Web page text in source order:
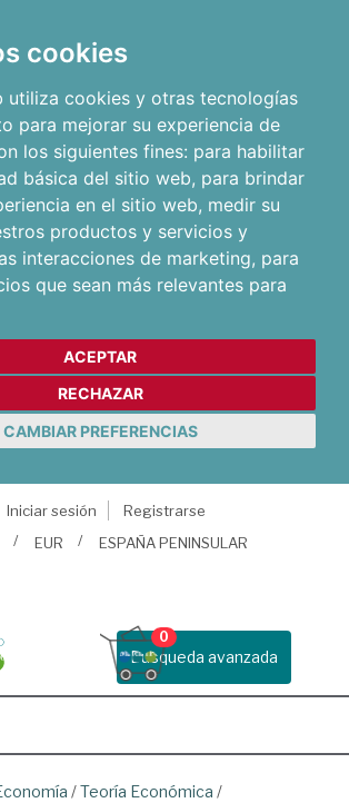
cookies
utiliza cookies y otras tecnologías
para mejorar su experiencia de
los siguientes fines: para habilitar
básica del sitio web, para brindar
en el sitio web, medir su
productos y servicios y
interacciones de marketing, para
que sean más relevantes para
ACEPTAR
RECHAZAR
CAMBIAR PREFERENCIAS
Iniciar sesión
Registrarse
EUR ESPAÑA PENINSULAR
Busqueda avanzada
0
/Teoría Económica /